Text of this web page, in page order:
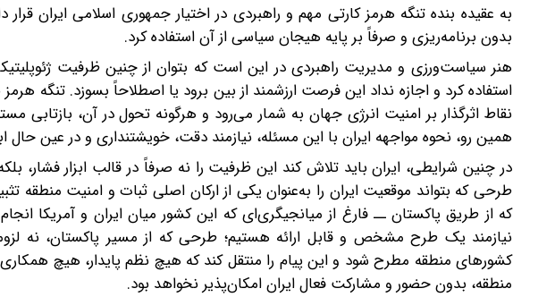
به عقیده بنده تنگه هرمز کارتی مهم و راهبردی در اختیار جمهوری اسلامی ایران قرار
بدون برنامه‌ریزی و صرفاً بر پایه هیجان سیاسی از آن استفاده کرد.
هنر سیاست‌ورزی و مدیریت راهبردی در این است که بتوان از چنین ظرفیت
استفاده کرد و اجازه نداد این فرصت ارزشمند از بین برود یا اصطلاحاً بسوزد. تنگه
نقاط اثرگذار بر امنیت انرژی جهان به شمار می‌رود و هرگونه تحول در آن، بازتابی
همین رو، نحوه مواجهه ایران با این مسئله، نیازمند دقت، خویشتنداری و در عین
در چنین شرایطی، ایران باید تلاش کند این ظرفیت را نه صرفاً در قالب ابزار
طرحی که بتواند موقعیت ایران را به‌عنوان یکی از ارکان اصلی ثبات و امنیت
که از طریق پاکستان ــ فارغ از میانجیگری‌ای که این کشور میان ایران و آمریکا
نیازمند یک طرح مشخص و قابل ارائه هستیم؛ طرحی که از مسیر پاکستان، نه
کشورهای منطقه مطرح شود و این پیام را منتقل کند که هیچ نظم پایدار، هیچ
منطقه، بدون حضور و مشارکت فعال ایران امکان‌پذیر نخواهد بود.